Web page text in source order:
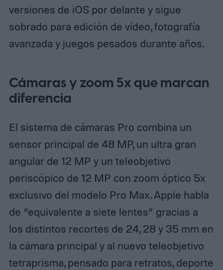
versiones de iOS por delante y sigue
sobrado para edición de vídeo, fotografía
avanzada y juegos pesados durante años.
Cámaras y zoom 5x que marcan
diferencia
El sistema de cámaras Pro combina un
sensor principal de 48 MP, un ultra gran
angular de 12 MP y un teleobjetivo
periscópico de 12 MP con zoom óptico 5x
exclusivo del modelo Pro Max. Apple habla
de “equivalente a siete lentes” gracias a
los distintos recortes de 24, 28 y 35 mm en
la cámara principal y al nuevo teleobjetivo
tetraprisma, pensado para retratos, deporte